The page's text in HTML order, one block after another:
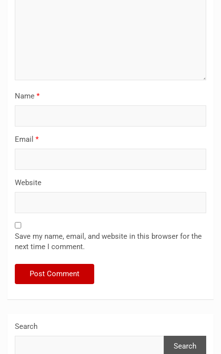
Name *
Email *
Website
Save my name, email, and website in this browser for the
next time I comment.
Search
Search